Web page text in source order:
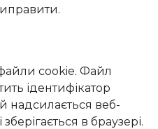
cookie. Файл
ідентифікатор
надсилається веб-
в браузері.